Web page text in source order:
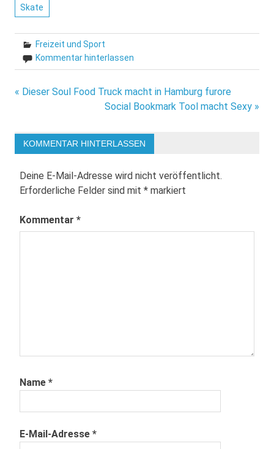
Skate
Freizeit und Sport
Kommentar hinterlassen
Beitragsnavigation
« Dieser Soul Food Truck macht in Hamburg furore
Social Bookmark Tool macht Sexy »
KOMMENTAR HINTERLASSEN
Deine E-Mail-Adresse wird nicht veröffentlicht.
Erforderliche Felder sind mit * markiert
Kommentar *
Name *
E-Mail-Adresse *